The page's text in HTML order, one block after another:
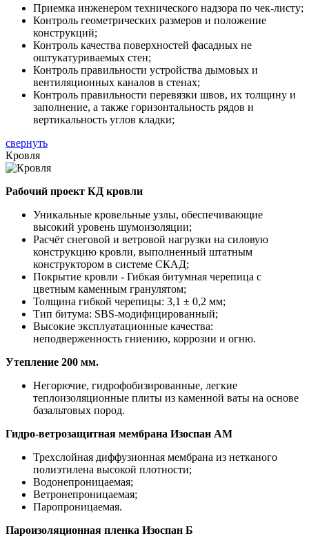
Приемка инженером технического надзора по чек-листу;
Контроль геометрических размеров и положение
конструкций;
Контроль качества поверхностей фасадных не
оштукатуриваемых стен;
Контроль правильности устройства дымовых и
вентиляционных каналов в стенах;
Контроль правильности перевязки швов, их толщину и
заполнение, а также горизонтальность рядов и
вертикальность углов кладки;
свернуть
Кровля
Рабочий проект КД кровли
Уникальные кровельные узлы, обеспечивающие
высокий уровень шумоизоляции;
Расчёт снеговой и ветровой нагрузки на силовую
конструкцию кровли, выполненный штатным
конструктором в системе СКАД;
Покрытие кровли - Гибкая битумная черепица с
цветным каменным гранулятом;
Толщина гибкой черепицы: 3,1 ± 0,2 мм;
Тип битума: SBS-модифицированный;
Высокие эксплуатационные качества:
неподверженность гниению, коррозии и огню.
Утепление 200 мм.
Негорючие, гидрофобизированные, легкие
теплоизоляционные плиты из каменной ваты на основе
базальтовых пород.
Гидро-ветрозащитная мембрана Изоспан АМ
Трехслойная диффузионная мембрана из нетканого
полиэтилена высокой плотности;
Водонепроницаемая;
Ветронепроницаемая;
Паропроницаемая.
Пароизоляционная пленка Изоспан Б